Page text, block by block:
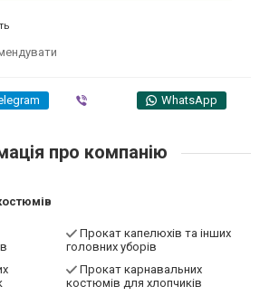
WhatsApp
про компанію
Прокат капелюхів та інших
головних уборів
Прокат карнавальних
костюмів для хлопчиків